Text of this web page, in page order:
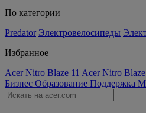
По категории
Predator Электровелосипеды
Избранное
Acer Nitro Blaze 11 Acer Nitro
Бизнес Образование Поддержка